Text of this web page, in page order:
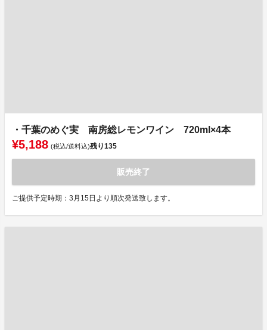
・千葉のめぐ実 南房総レモンワイン 720ml×4本
¥5,188 (税込/送料込)残り135
販売終了
ご提供予定時期：3月15日より順次発送致します。